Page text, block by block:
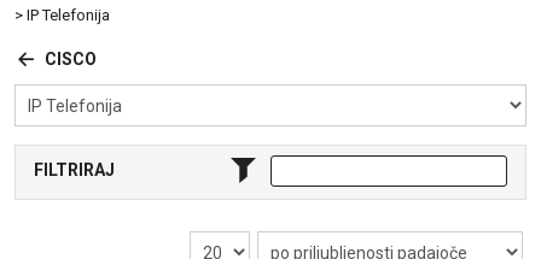
Avdio Video Foto
Energija
> IP Telefonija
CISCO
FILTRIRAJ